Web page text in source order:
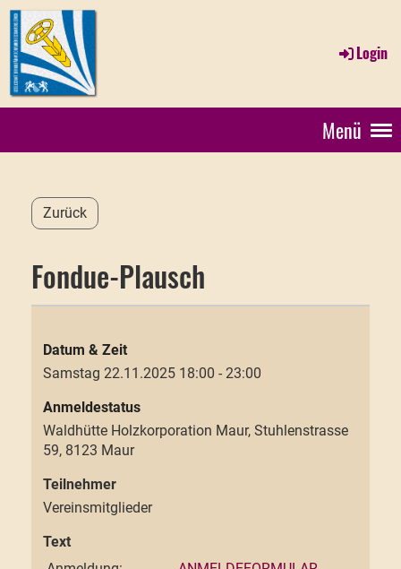
Login
Menü
Zurück
Fondue-Plausch
Wann
Samstag 22.11.2025 18:00 - 23:00
Waldhütte Holzkorporation Maur, Stuhlenstrasse
59, 8123 Maur
Teilnehmer
Vereinsmitglieder
Text